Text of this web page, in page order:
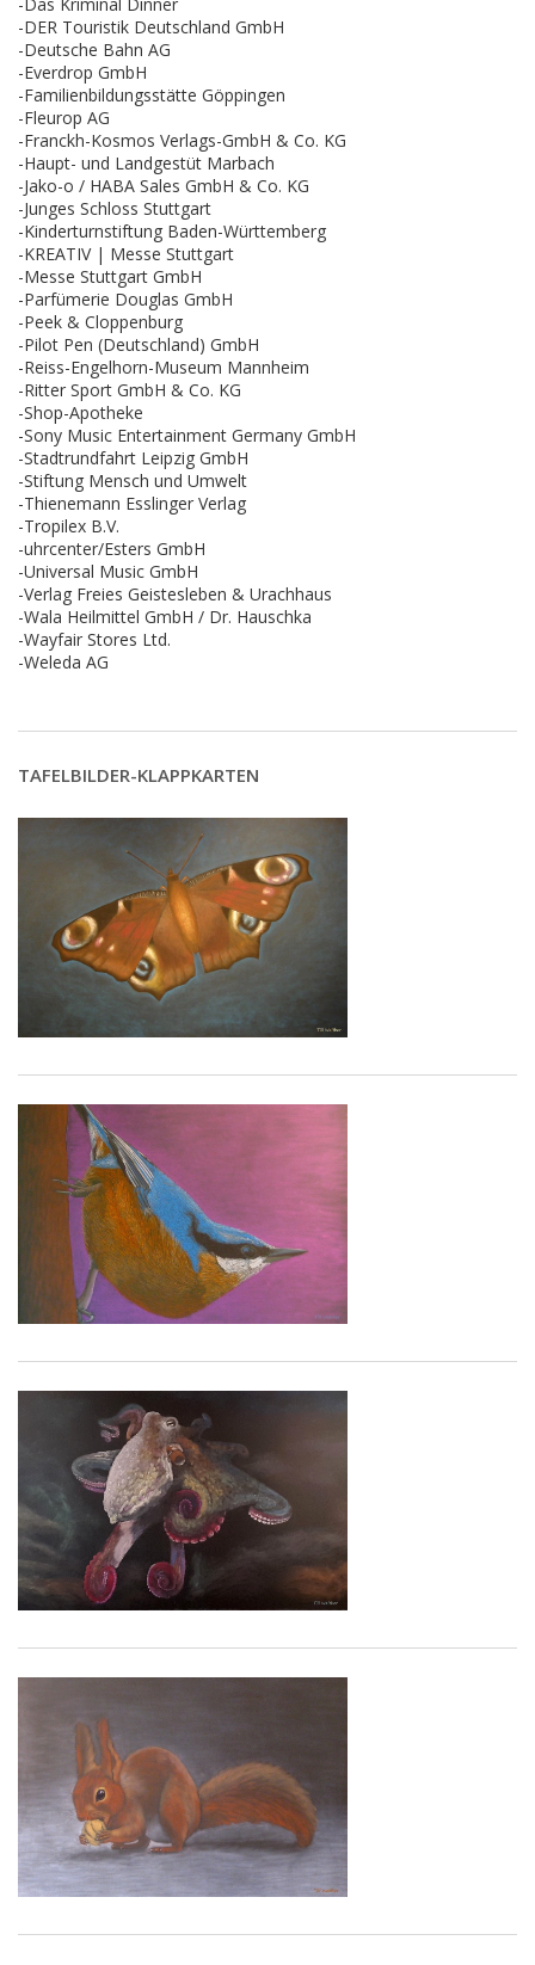
-DER Touristik Deutschland GmbH
-Deutsche Bahn AG
-Everdrop GmbH
-Familienbildungsstätte Göppingen
-Fleurop AG
-Franckh-Kosmos Verlags-GmbH & Co. KG
-Haupt- und Landgestüt Marbach
-Jako-o / HABA Sales GmbH & Co. KG
-Junges Schloss Stuttgart
-Kinderturnstiftung Baden-Württemberg
-KREATIV | Messe Stuttgart
-Messe Stuttgart GmbH
-Parfümerie Douglas GmbH
-Peek & Cloppenburg
-Pilot Pen (Deutschland) GmbH
-Reiss-Engelhorn-Museum Mannheim
-Ritter Sport GmbH & Co. KG
-Shop-Apotheke
-Sony Music Entertainment Germany GmbH
-Stadtrundfahrt Leipzig GmbH
-Stiftung Mensch und Umwelt
-Thienemann Esslinger Verlag
-Tropilex B.V.
-uhrcenter/Esters GmbH
-Universal Music GmbH
-Verlag Freies Geistesleben & Urachhaus
-Wala Heilmittel GmbH / Dr. Hauschka
-Wayfair Stores Ltd.
-Weleda AG
TAFELBILDER-KLAPPKARTEN